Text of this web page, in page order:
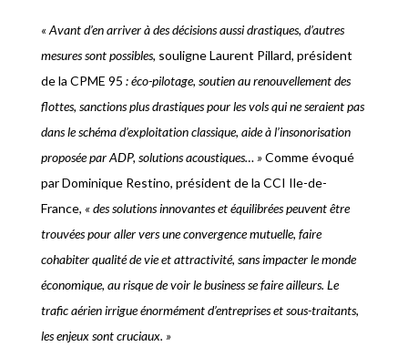
« Avant d’en arriverà des décisions aussi drastiques, d’autres
mesures sont possibles, souligne Laurent Pillard, président
de la CPME 95 : éco-pilotage, soutien au renouvellement des
flottes, sanctions plus drastiques pour les vols qui ne seraient pas
dans le schéma d’exploitation classique, aide à l’insonorisation
proposée par ADP, solutions acoustiques… »Comme évoqué
par Dominique Restino, président de la CCI Ile-de-
France, « des solutions innovantes et équilibrées peuvent être
trouvées pour aller vers une convergence mutuelle, faire
cohabiter qualité de vie et attractivité, sans impacter le monde
économique, au risque de voir le business se faire ailleurs. Le
trafic aérien irrigue énormément d’entreprises et sous-traitants,
les enjeux sont cruciaux. »